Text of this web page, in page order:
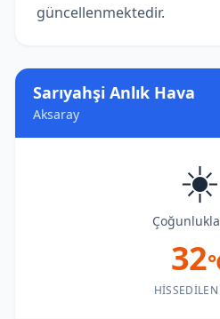
Sarıyahşi Anlık Hava
Aksaray
☀️
Çoğunlukla
32
güncellenmektedir.